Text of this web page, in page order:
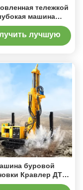
тележкой
машина
установки
скважины
лучшую
буровой
Кравлер ДТХ
гидравлическая